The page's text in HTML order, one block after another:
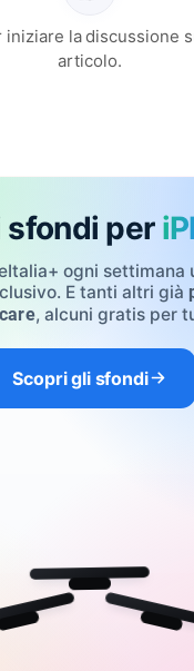
iniziare la discussione
articolo.
sfondi per
ogni settimana
E tanti altri già
, alcuni gratis per
Scopri gli sfondi